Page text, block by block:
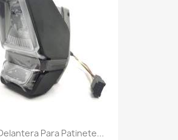
Para Patinete...